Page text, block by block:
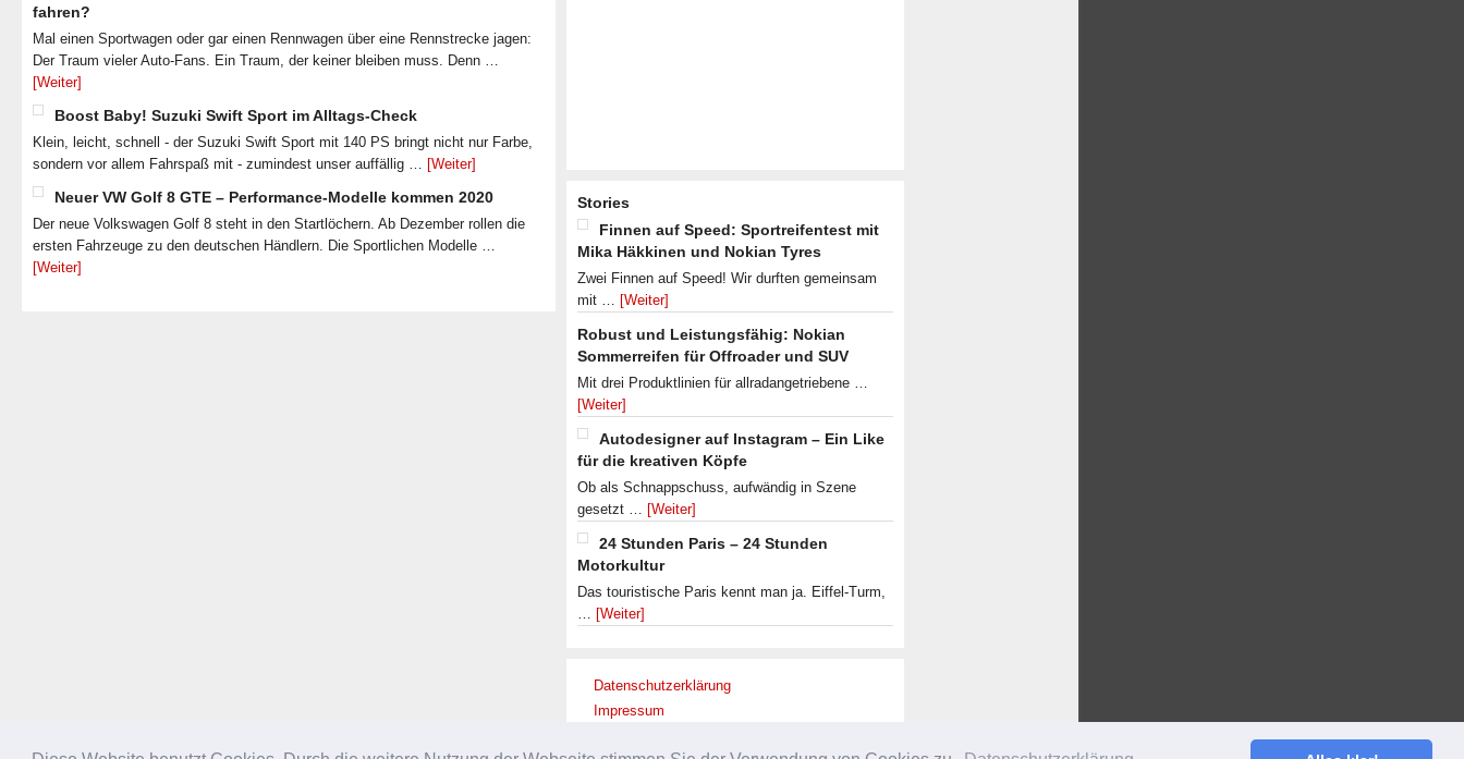
fahren?
Mal einen Sportwagen oder gar einen Rennwagen über eine Rennstrecke jagen:
Der Traum vieler Auto-Fans. Ein Traum, der keiner bleiben muss. Denn …
[Weiter]
Boost Baby! Suzuki Swift Sport im Alltags-Check
Klein, leicht, schnell - der Suzuki Swift Sport mit 140 PS bringt nicht nur Farbe,
sondern vor allem Fahrspaß mit - zumindest unser auffällig … [Weiter]
Neuer VW Golf 8 GTE – Performance-Modelle kommen 2020
Der neue Volkswagen Golf 8 steht in den Startlöchern. Ab Dezember rollen die
ersten Fahrzeuge zu den deutschen Händlern. Die Sportlichen Modelle …
[Weiter]
Stories
Finnen auf Speed: Sportreifentest mit
Mika Häkkinen und Nokian Tyres
Zwei Finnen auf Speed! Wir durften gemeinsam
mit … [Weiter]
Robust und Leistungsfähig: Nokian
Sommerreifen für Offroader und SUV
Mit drei Produktlinien für allradangetriebene …
[Weiter]
Autodesigner auf Instagram – Ein Like
für die kreativen Köpfe
Ob als Schnappschuss, aufwändig in Szene
gesetzt … [Weiter]
24 Stunden Paris – 24 Stunden
Motorkultur
Das touristische Paris kennt man ja. Eiffel-Turm,
… [Weiter]
Datenschutzerklärung
Impressum